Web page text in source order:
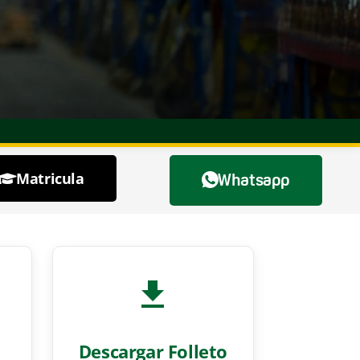
Matricula Whatsapp
Descargar Folleto